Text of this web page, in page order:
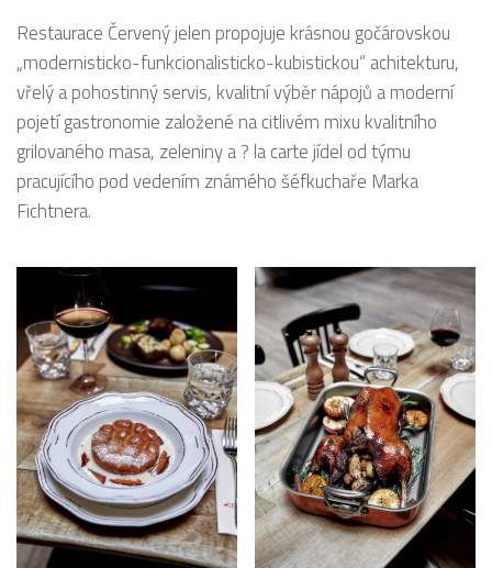
Restaurace Červený jelen propojuje krásnou gočárovskou
„modernisticko-funkcionalisticko-kubistickou“ achitekturu,
vřelý a pohostinný servis, kvalitní výběr nápojů a moderní
pojetí gastronomie založené na citlivém mixu kvalitního
grilovaného masa, zeleniny a ? la carte jídel od týmu
pracujícího pod vedením známého šéfkuchaře Marka
Fichtnera.